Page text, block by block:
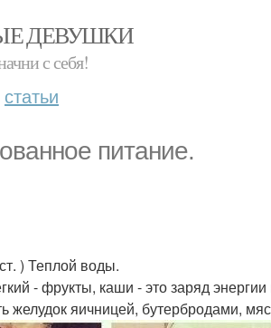
ДЕВУШКИ
с себя!
статьи
питание.
) Теплой воды.
- фрукты, каши - это заряд
желудок яичницей, бутербродами,